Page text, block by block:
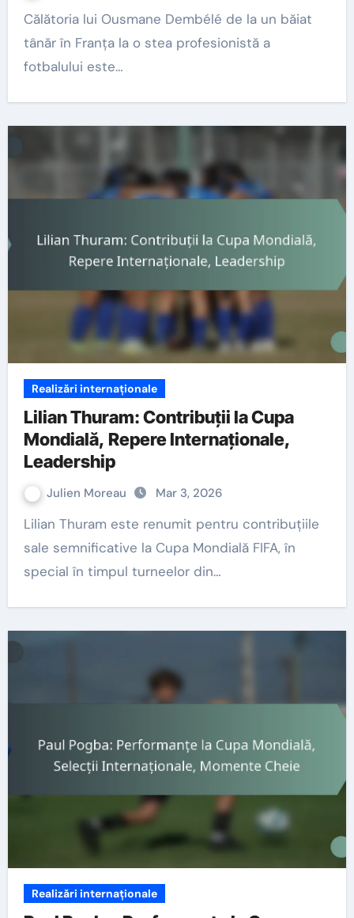
Călătoria lui Ousmane Dembélé de la un băiat
tânăr în Franța la o stea profesionistă a
fotbalului este…
Realizări internaționale
Lilian Thuram: Contribuții la Cupa
Mondială, Repere Internaționale,
Leadership
Julien Moreau Mar 3, 2026
Lilian Thuram este renumit pentru contribuțiile
sale semnificative la Cupa Mondială FIFA, în
special în timpul turneelor din…
Realizări internaționale